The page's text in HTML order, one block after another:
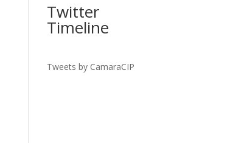
Twitter
Timeline
Tweets by CamaraCIP